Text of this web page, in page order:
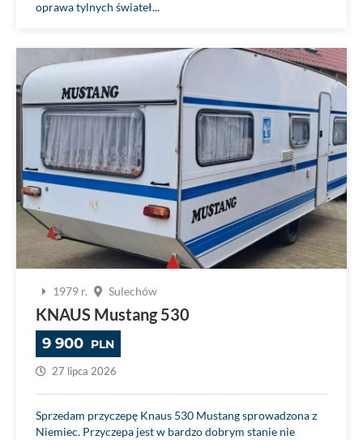
oprawa tylnych świateł...
1979 r. Sulechów
KNAUS Mustang 530
9 900 PLN
27 lipca 2026
Sprzedam przyczepę Knaus 530 Mustang sprowadzona z
Niemiec. Przyczepa jest w bardzo dobrym stanie nie